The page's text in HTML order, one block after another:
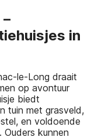
in
le-Long draait
op avontuur
biedt
tuin met grasveld,
en voldoende
kunnen